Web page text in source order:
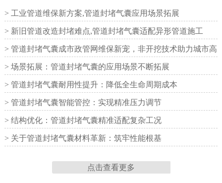
空心板内模 桥梁空心板气囊
> 工业管道维保新方案,管道封堵气囊应用场景拓展
> 新旧管道改造封堵难点,管道封堵气囊适配异形管道施工
> 管道封堵气囊成市政管网维保新宠，非开挖技术助力城市高
效运
> 场景拓展：管道封堵气囊的应用场景不断拓展
> 管道封堵气囊耐用性提升：降低全生命周期成本
> 管道封堵气囊智能管控：实现精准压力调节
> 结构优化：管道封堵气囊精准适配复杂工况
> 关于管道封堵气囊材料革新：筑牢性能根基
点击查看更多